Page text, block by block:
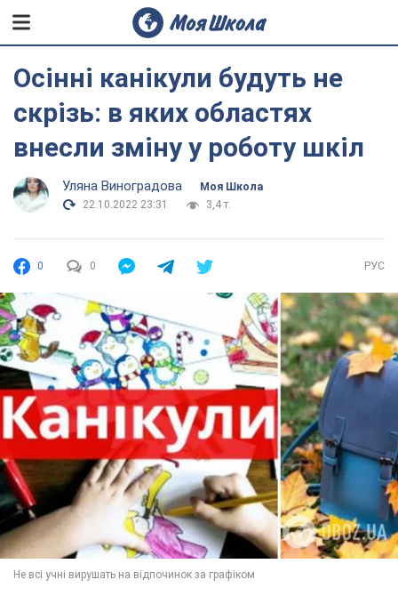
Осінні канікули будуть не
скрізь: в яких областях
внесли зміну у роботу шкіл
Уляна Виноградова
Моя Школа
22.10.2022 23:31
3,4 т.
0 0 РУС